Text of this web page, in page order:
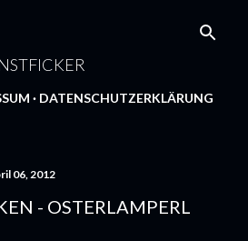
DATENSCHUTZERKLÄRUNG
06, 2012
- OSTERLAMPERL